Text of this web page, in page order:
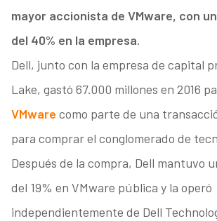
mayor accionista de VMware, con
del 40% en la empresa.
Dell, junto con la empresa de capital
Lake, gastó 67.000 millones en 2016
VMware como parte de una
para comprar el conglomerado de
Después de la compra, Dell mantuvo
del 19% en VMware pública y la operó
independientemente de Dell